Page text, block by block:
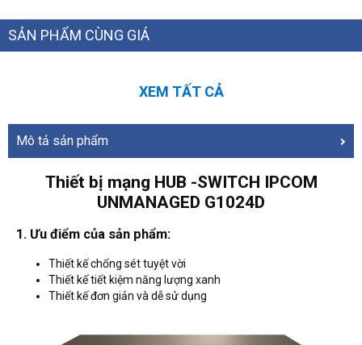
SẢN PHẨM CÙNG GIÁ
XEM TẤT CẢ
Mô tả sản phẩm
Thiết bị mạng HUB -SWITCH IPCOM
UNMANAGED G1024D
1. Ưu điểm của sản phẩm:
Thiết kế chống sét tuyệt vời
Thiết kế tiết kiệm năng lượng xanh
Thiết kế đơn giản và dễ sử dụng